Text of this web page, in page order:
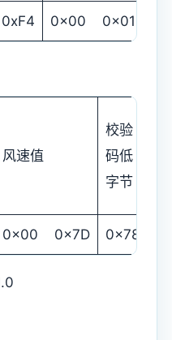
0x00 0x01
风速值
校验
码低
字节
0x00 0x7D 0x78